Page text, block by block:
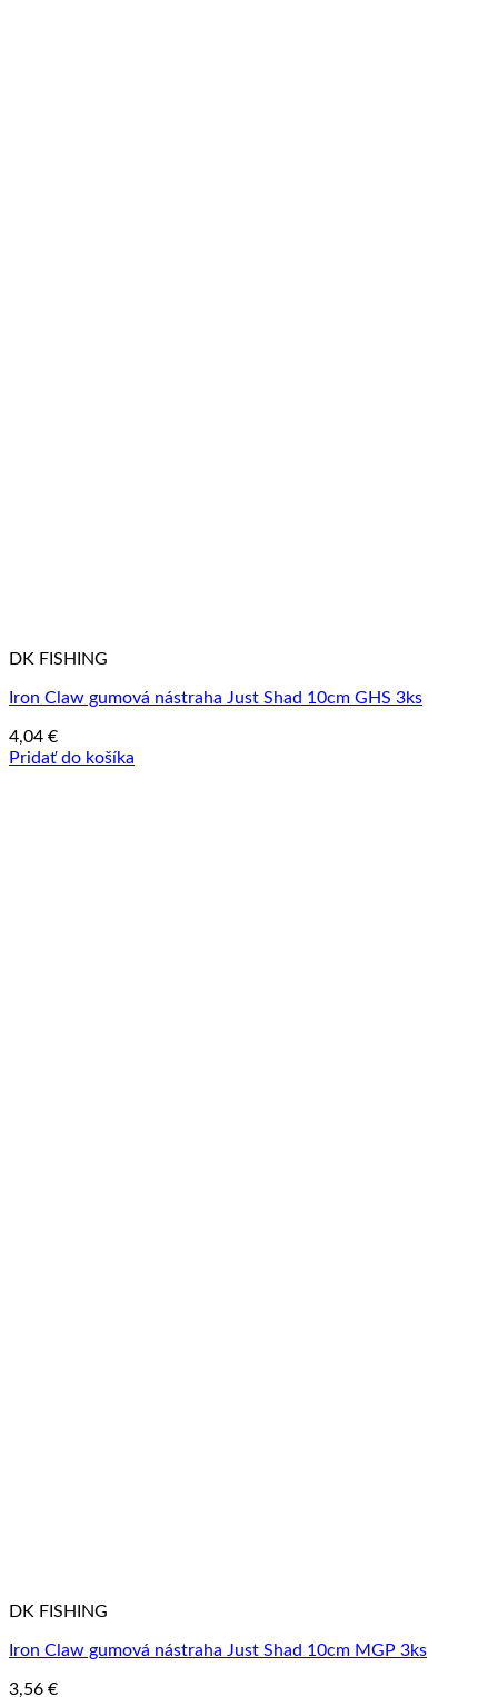
DK FISHING
Iron Claw gumová nástraha Just Shad 10cm GHS 3ks
4,04 €
Pridať do košíka
DK FISHING
Iron Claw gumová nástraha Just Shad 10cm MGP 3ks
3,56 €